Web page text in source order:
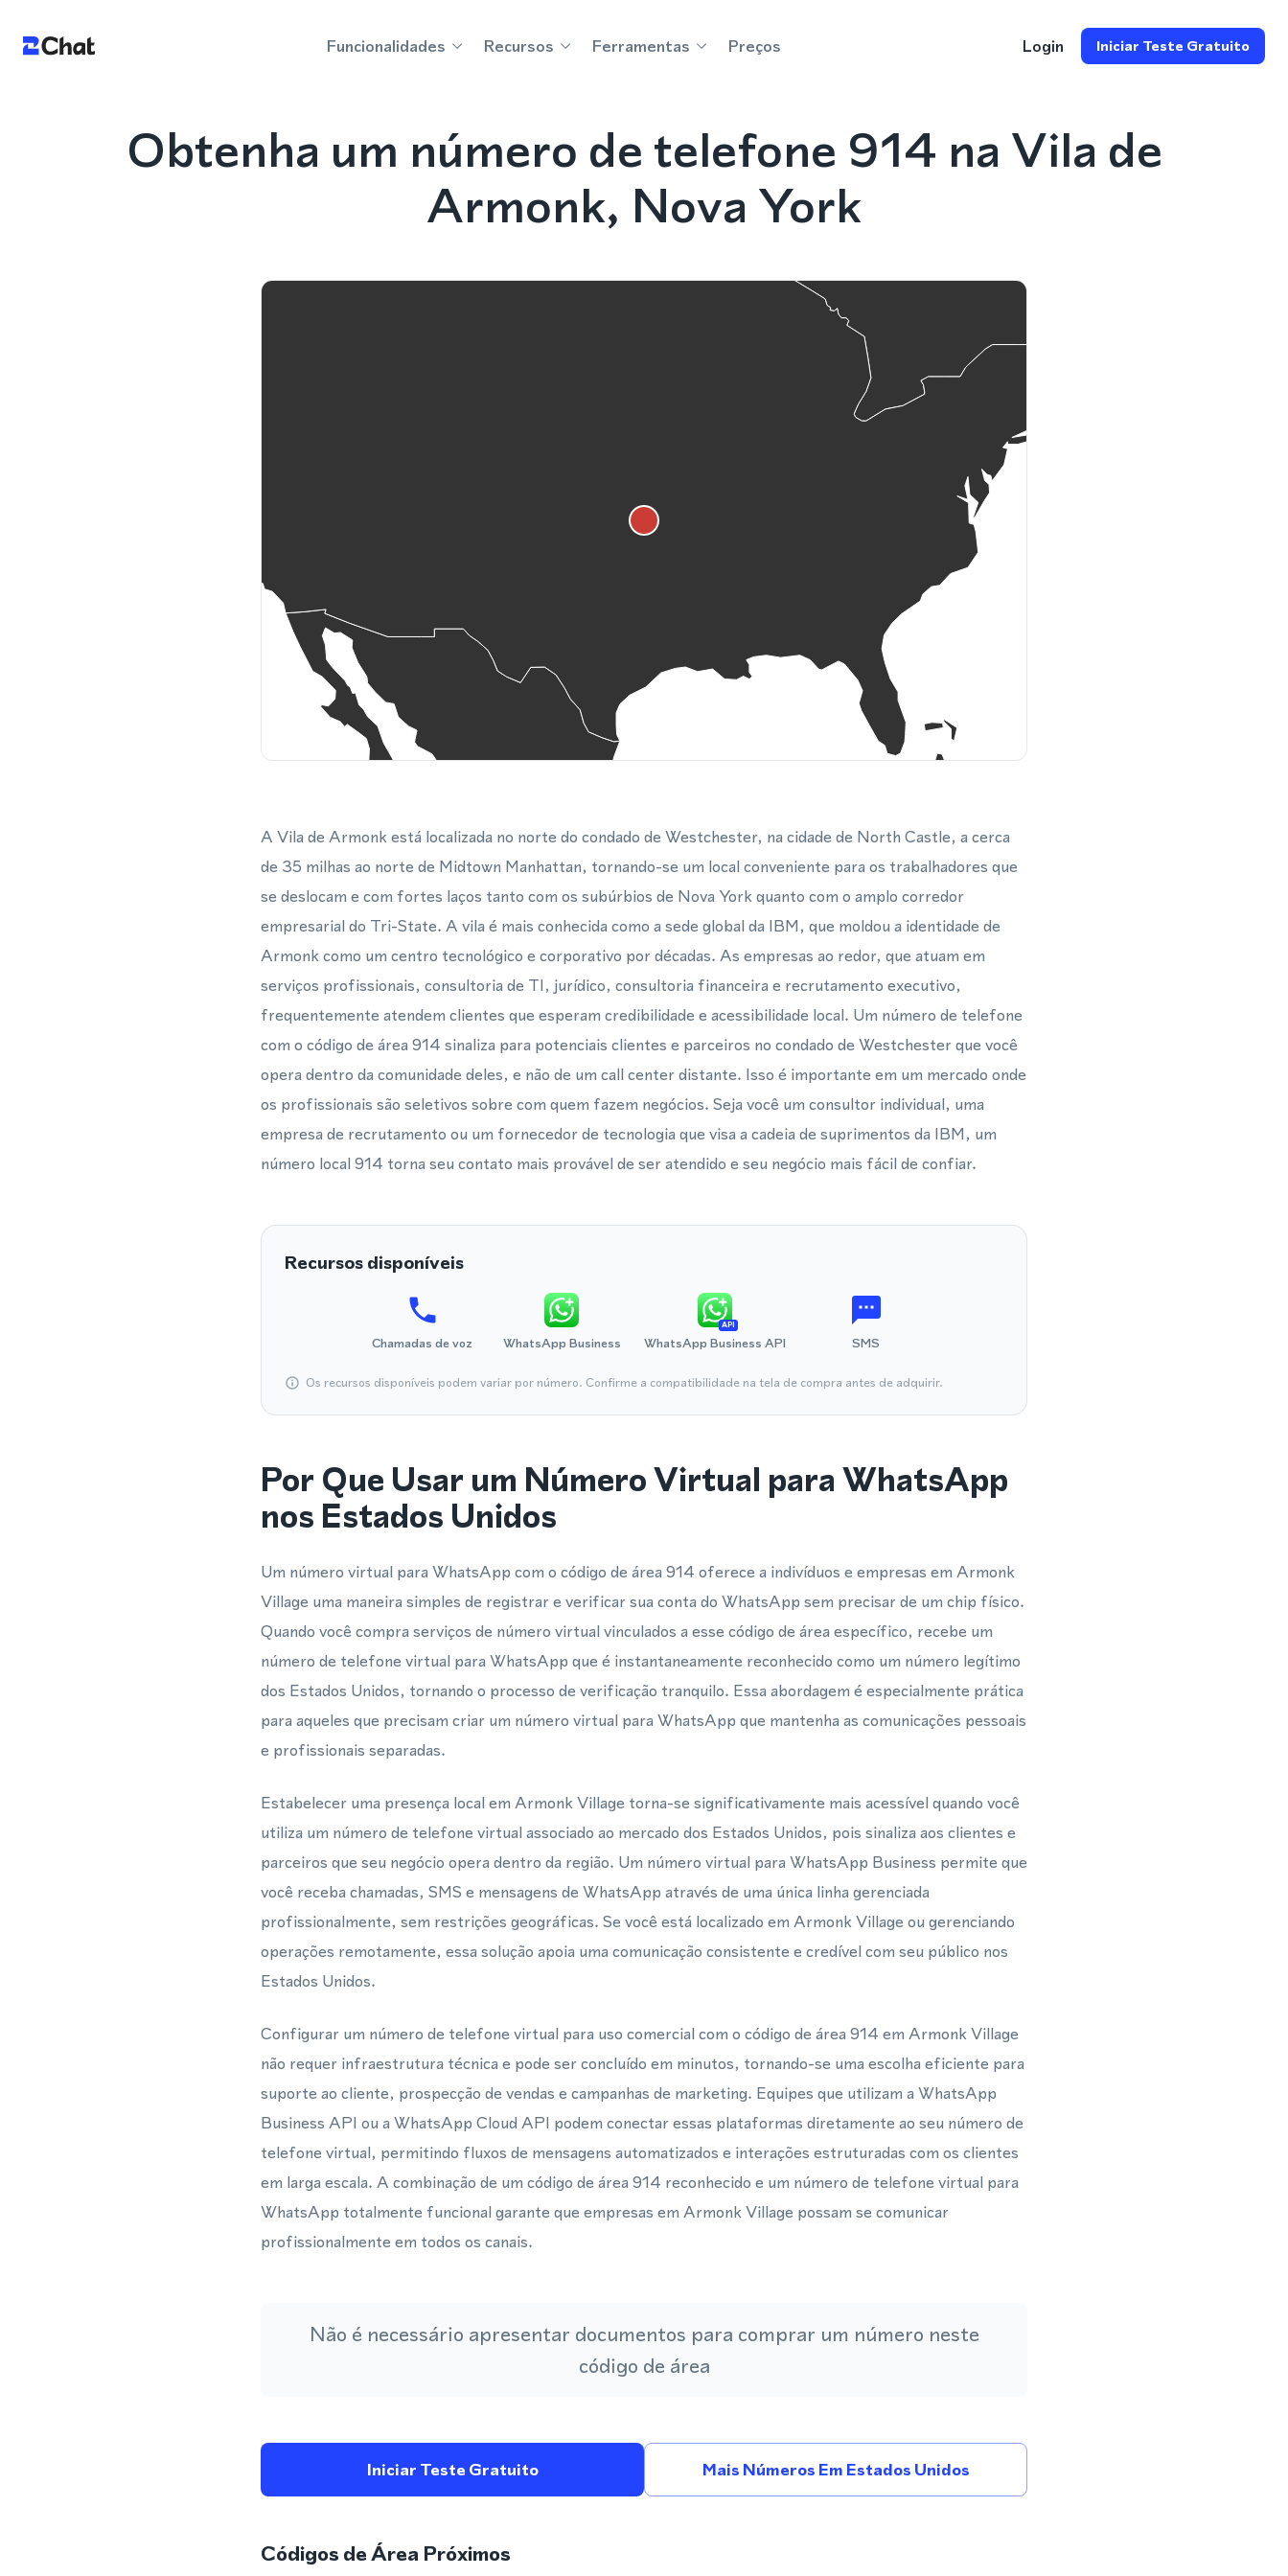
Funcionalidades Recursos Ferramentas Preços Login Iniciar Teste Gratuito
Obtenha um número de telefone 914 na Vila de
Armonk, Nova York
A Vila de Armonk está localizada no norte do condado de Westchester, na cidade de North Castle, a cerca
de 35 milhas ao norte de Midtown Manhattan, tornando-se um local conveniente para os trabalhadores que
se deslocam e com fortes laços tanto com os subúrbios de Nova York quanto com o amplo corredor
empresarial do Tri-State. A vila é mais conhecida como a sede global da IBM, que moldou a identidade de
Armonk como um centro tecnológico e corporativo por décadas. As empresas ao redor, que atuam em
serviços profissionais, consultoria de TI, jurídico, consultoria financeira e recrutamento executivo,
frequentemente atendem clientes que esperam credibilidade e acessibilidade local. Um número de telefone
com o código de área 914 sinaliza para potenciais clientes e parceiros no condado de Westchester que você
opera dentro da comunidade deles, e não de um call center distante. Isso é importante em um mercado onde
os profissionais são seletivos sobre com quem fazem negócios. Seja você um consultor individual, uma
empresa de recrutamento ou um fornecedor de tecnologia que visa a cadeia de suprimentos da IBM, um
número local 914 torna seu contato mais provável de ser atendido e seu negócio mais fácil de confiar.
Recursos disponíveis
Chamadas de voz WhatsApp Business
API
WhatsApp Business API SMS
Os recursos disponíveis podem variar por número. Confirme a compatibilidade na tela de compra antes de adquirir.
Por Que Usar um Número Virtual para WhatsApp
nos Estados Unidos
Um número virtual para WhatsApp com o código de área 914 oferece a indivíduos e empresas em Armonk
Village uma maneira simples de registrar e verificar sua conta do WhatsApp sem precisar de um chip físico.
Quando você compra serviços de número virtual vinculados a esse código de área específico, recebe um
número de telefone virtual para WhatsApp que é instantaneamente reconhecido como um número legítimo
dos Estados Unidos, tornando o processo de verificação tranquilo. Essa abordagem é especialmente prática
para aqueles que precisam criar um número virtual para WhatsApp que mantenha as comunicações pessoais
e profissionais separadas.
Estabelecer uma presença local em Armonk Village torna-se significativamente mais acessível quando você
utiliza um número de telefone virtual associado ao mercado dos Estados Unidos, pois sinaliza aos clientes e
parceiros que seu negócio opera dentro da região. Um número virtual para WhatsApp Business permite que
você receba chamadas, SMS e mensagens de WhatsApp através de uma única linha gerenciada
profissionalmente, sem restrições geográficas. Se você está localizado em Armonk Village ou gerenciando
operações remotamente, essa solução apoia uma comunicação consistente e credível com seu público nos
Estados Unidos.
Configurar um número de telefone virtual para uso comercial com o código de área 914 em Armonk Village
não requer infraestrutura técnica e pode ser concluído em minutos, tornando-se uma escolha eficiente para
suporte ao cliente, prospecção de vendas e campanhas de marketing. Equipes que utilizam a WhatsApp
Business API ou a WhatsApp Cloud API podem conectar essas plataformas diretamente ao seu número de
telefone virtual, permitindo fluxos de mensagens automatizados e interações estruturadas com os clientes
em larga escala. A combinação de um código de área 914 reconhecido e um número de telefone virtual para
WhatsApp totalmente funcional garante que empresas em Armonk Village possam se comunicar
profissionalmente em todos os canais.
Não é necessário apresentar documentos para comprar um número neste
código de área
Iniciar Teste Gratuito Mais Números Em Estados Unidos
Códigos de Área Próximos